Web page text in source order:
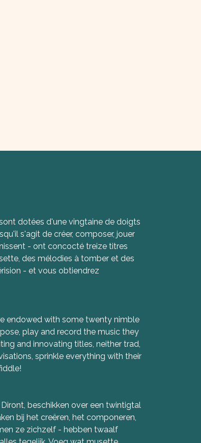
dotées d'une vingtaine de doigts
s'agit de créer, composer, jouer
- ont concocté treize titres
des mélodies à tomber et des
- et vous obtiendrez
endowed with some twenty nimble
play and record the music they
and innovating titles, neither trad,
sprinkle everything with their
beschikken over een twintigtal
bij het creëren, het componeren,
ze zichzelf - hebben twaalf